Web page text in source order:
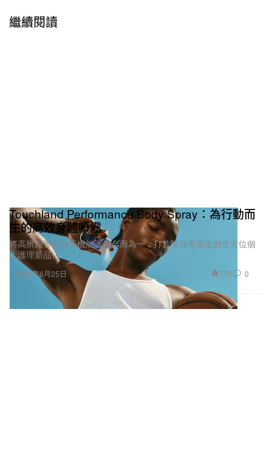
繼續閱讀
Touchland Performance Body Spray：為行動而
生的高效身體噴霧
將高辨識香氣與高機能護膚合而為一，打造隨身帶著走的全方位個
人護理新品。
2026年6月25日 779 0